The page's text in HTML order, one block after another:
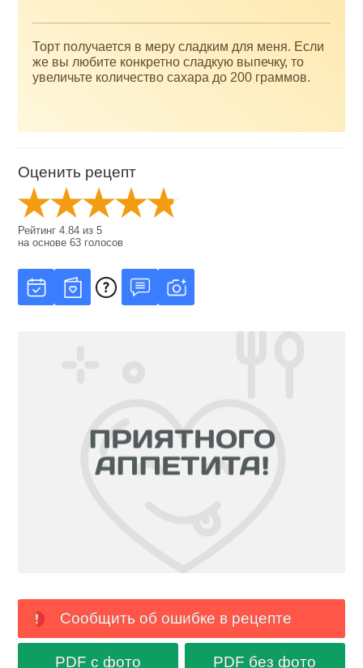
Торт получается в меру сладким для меня. Если
же вы любите конкретно сладкую выпечку, то
увеличьте количество сахара до 200 граммов.
Оценить рецепт
Рейтинг4.84 из5
на основе63 голосов
Сообщить об ошибке в рецепте
PDF с фото PDF без фото